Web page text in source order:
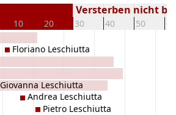
10 20 30 40 50
Versterben nicht
Giovanna Leschiutta
Floriano Leschiutta
Andrea Leschiutta
Pietro Leschiutta